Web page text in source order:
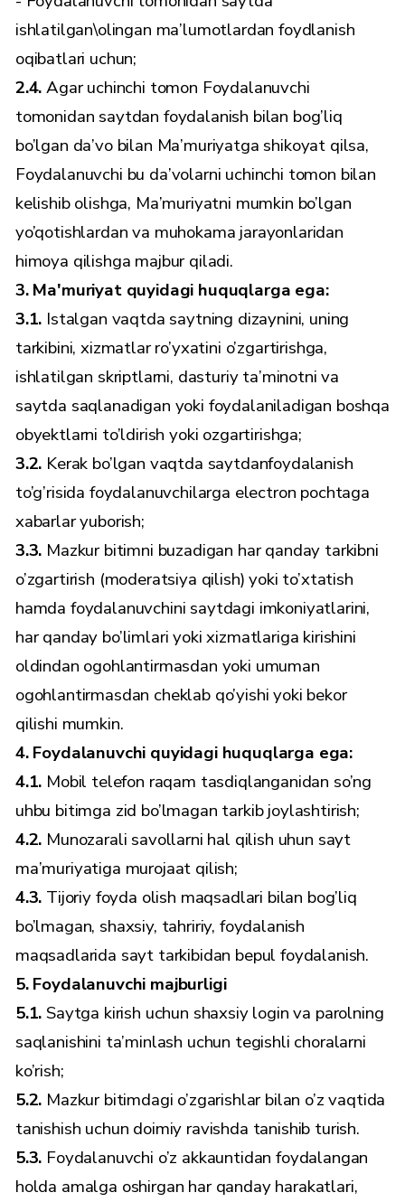
ishlatilgan\olingan ma’lumotlardan foydlanish
oqibatlari uchun;
2.4.Agar uchinchi tomon Foydalanuvchi
tomonidan saytdan foydalanish bilan bog’liq
bo’lgan da’vo bilan Ma’muriyatga shikoyat qilsa,
Foydalanuvchi bu da’volarni uchinchi tomon bilan
kelishib olishga, Ma’muriyatni mumkin bo’lgan
yo’qotishlardan va muhokama jarayonlaridan
himoya qilishga majbur qiladi.
3. Ma'muriyat quyidagi huquqlarga ega:
3.1. Istalgan vaqtda saytning dizaynini, uning
tarkibini, xizmatlar ro’yxatini o’zgartirishga,
ishlatilgan skriptlarni, dasturiy ta’minotni va
saytda saqlanadigan yoki foydalaniladigan boshqa
obyektlarni to’ldirish yoki ozgartirishga;
3.2. Kerak bo’lgan vaqtda saytdanfoydalanish
to’g’risida foydalanuvchilarga electron pochtaga
xabarlar yuborish;
3.3. Mazkur bitimni buzadigan har qanday tarkibni
o’zgartirish (moderatsiya qilish) yoki to’xtatish
hamda foydalanuvchini saytdagi imkoniyatlarini,
har qanday bo’limlari yoki xizmatlariga kirishini
oldindan ogohlantirmasdan yoki umuman
ogohlantirmasdan cheklab qo’yishi yoki bekor
qilishi mumkin.
4. Foydalanuvchi quyidagi huquqlarga ega:
4.1. Mobil telefon raqam tasdiqlanganidan so’ng
uhbu bitimga zid bo’lmagan tarkib joylashtirish;
4.2. Munozarali savollarni hal qilish uhun sayt
ma’muriyatiga murojaat qilish;
4.3. Tijoriy foyda olish maqsadlari bilan bog’liq
bo’lmagan, shaxsiy, tahririy, foydalanish
maqsadlarida sayt tarkibidan bepul foydalanish.
5. Foydalanuvchi majburligi
5.1.Saytga kirish uchun shaxsiy login va parolning
saqlanishini ta’minlash uchun tegishli choralarni
ko’rish;
5.2. Mazkur bitimdagi o’zgarishlar bilan o’z vaqtida
tanishish uchun doimiy ravishda tanishib turish.
5.3. Foydalanuvchi o’z akkauntidan foydalangan
holda amalga oshirgan har qanday harakatlari,